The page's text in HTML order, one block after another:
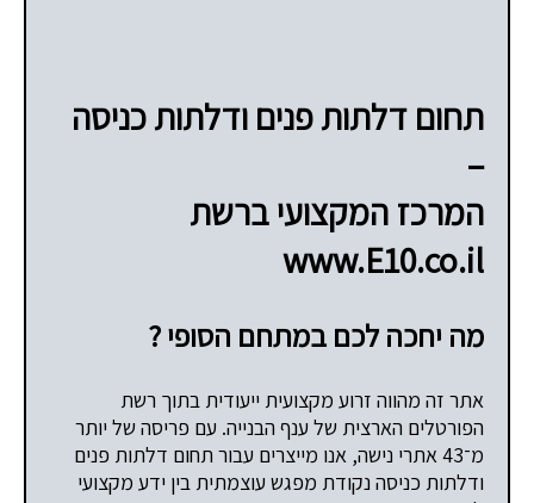
תחום דלתות פנים ודלתות כניסה
–
המרכז המקצועי ברשת
www.E10.co.il
מה יחכה לכם במתחם הסופי ?
אתר זה מהווה זרוע מקצועית ייעודית בתוך רשת
הפורטלים הארצית של ענף הבנייה. עם פריסה של יותר
מ־43 אתרי נישה, אנו מייצרים עבור תחום דלתות פנים
ודלתות כניסה נקודת מפגש עוצמתית בין ידע מקצועי